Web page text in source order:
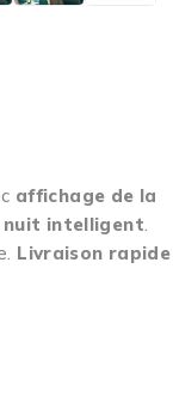
affichage de la
nuit intelligent.
Livraison rapide